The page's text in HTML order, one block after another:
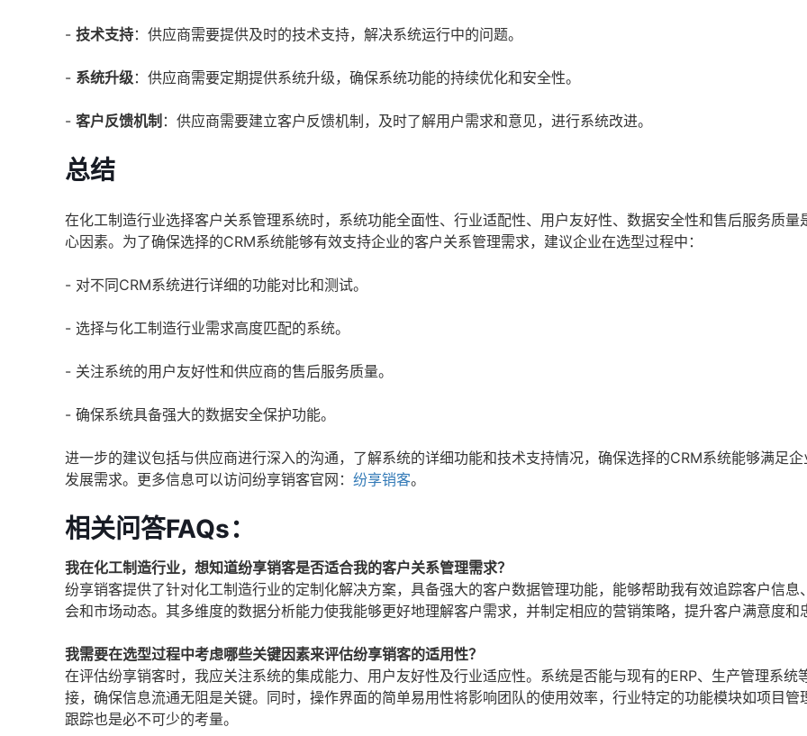
- 技术支持：供应商需要提供及时的技术支持，解决系统运行中的问题。
- 系统升级：供应商需要定期提供系统升级，确保系统功能的持续优化和安全性。
- 客户反馈机制 ：供应商需要建立客户反馈机制，及时了解用户需求和意见，进行系统改进。
总结
在化工制造行业选择客户关系管理系统时，系统功能全面性、行业适配性、用户友好性、数据安全性和售后服务质量
心因素。为了确保选择的CRM系统能够有效支持企业的客户关系管理需求，建议企业在选型过程中：
- 对不同CRM系统进行详细的功能对比和测试。
- 选择与化工制造行业需求高度匹配的系统。
- 关注系统的用户友好性和供应商的售后服务质量。
- 确保系统具备强大的数据安全保护功能。
进一步的建议包括与供应商进行深入的沟通，了解系统的详细功能和技术支持情况，确保选择的CRM系统能够满足企
发展需求。更多信息可以访问纷享销客官网： 纷享销客。
相关问答FAQs：
我在化工制造行业，想知道纷享销客是否适合我的客户关系管理需求？
纷享销客提供了针对化工制造行业的定制化解决方案，具备强大的客户数据管理功能，能够帮助我有效追踪客户信息
会和市场动态。其多维度的数据分析能力使我能够更好地理解客户需求，并制定相应的营销策略，提升客户满意度和
我需要在选型过程中考虑哪些关键因素来评估纷享销客的适用性？
在评估纷享销客时，我应关注系统的集成能力、用户友好性及行业适应性。系统是否能与现有的ERP、生产管理系统
接，确保信息流通无阻是关键。同时，操作界面的简单易用性将影响团队的使用效率，行业特定的功能模块如项目管
跟踪也是必不可少的考量。